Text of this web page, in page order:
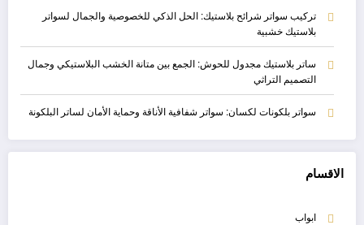
تركيب سواتر شرائح بلاستيك: الحل الذكي للخصوصية والجمال لسواتر
بلاستيك خشبية
ساتر بلاستيك مجدول للحوش: الجمع بين متانة الخشب البلاستيكي وجمال
التصميم التراثي
سواتر بلكونات لكسان: سواتر شفافية الأناقة وحماية الأمان لساتر البلكونة
الاقسام
ابواب